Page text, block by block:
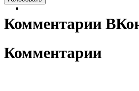
Комментарии
Комментарии